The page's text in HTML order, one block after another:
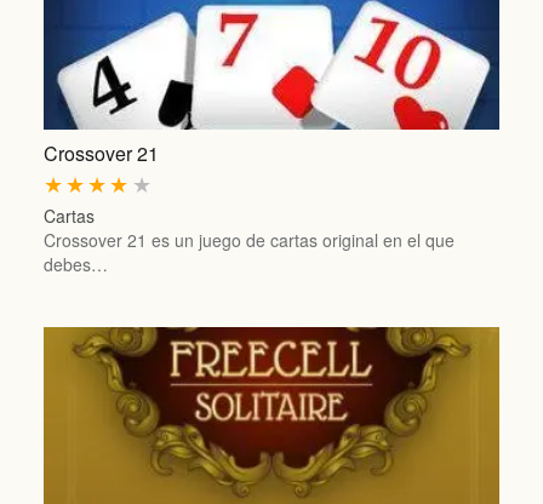
Crossover 21
★
★
★
★
★
Cartas
Crossover 21 es un juego de cartas original en el que
debes…